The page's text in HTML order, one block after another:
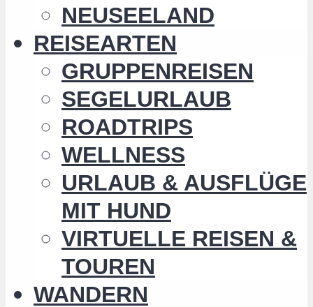
NEUSEELAND
REISEARTEN
GRUPPENREISEN
SEGELURLAUB
ROADTRIPS
WELLNESS
URLAUB & AUSFLÜGE
MIT HUND
VIRTUELLE REISEN &
TOUREN
WANDERN